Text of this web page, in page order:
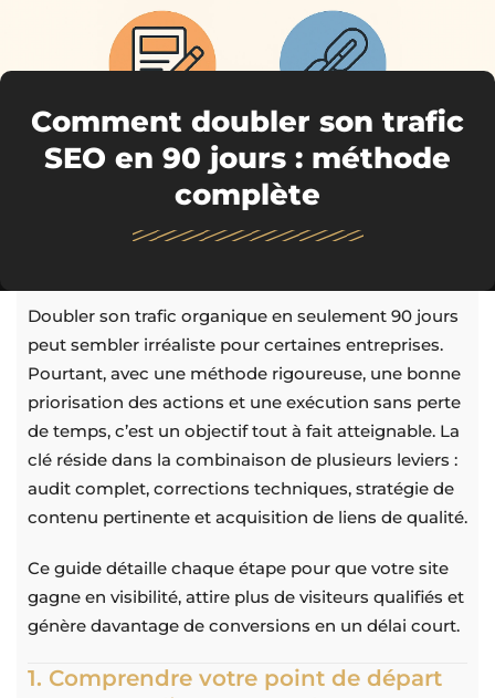
Comment doubler son trafic
SEO en 90 jours : méthode
complète
Doubler son trafic organique en seulement 90 jours
peut sembler irréaliste pour certaines entreprises.
Pourtant, avec une méthode rigoureuse, une bonne
priorisation des actions et une exécution sans perte
de temps, c’est un objectif tout à fait atteignable. La
clé réside dans la combinaison de plusieurs leviers :
audit complet, corrections techniques, stratégie de
contenu pertinente et acquisition de liens de qualité.
Ce guide détaille chaque étape pour que votre site
gagne en visibilité, attire plus de visiteurs qualifiés et
génère davantage de conversions en un délai court.
1. Comprendre votre point de départ